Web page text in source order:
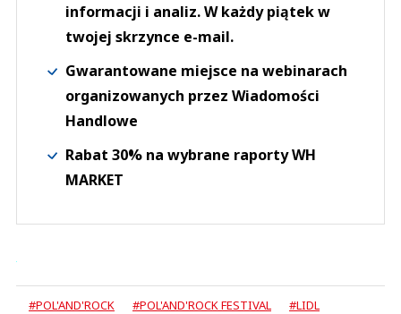
informacji i analiz. W każdy piątek w
twojej skrzynce e-mail.
Gwarantowane miejsce na webinarach
organizowanych przez Wiadomości
Handlowe
Rabat 30% na wybrane raporty WH
MARKET
#POL'AND'ROCK #POL'AND'ROCK FESTIVAL
#LIDL